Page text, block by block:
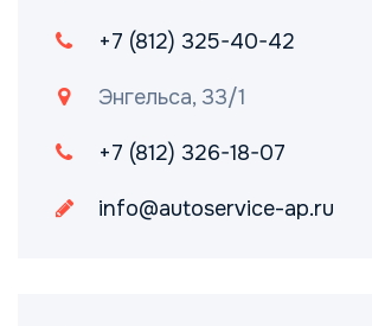
+7 (812) 325-40-42
Энгельса, 33/1
+7 (812) 326-18-07
info@autoservice-ap.ru